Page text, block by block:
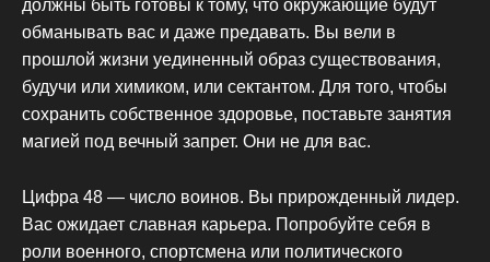
должны быть готовы к тому, что окружающие будут
обманывать вас и даже предавать. Вы вели в
прошлой жизни уединенный образ существования,
будучи или химиком, или сектантом. Для того, чтобы
сохранить собственное здоровье, поставьте занятия
магией под вечный запрет. Они не для вас.
Цифра 48 — число воинов. Вы прирожденный лидер.
Вас ожидает славная карьера. Попробуйте себя в
роли военного, спортсмена или политического